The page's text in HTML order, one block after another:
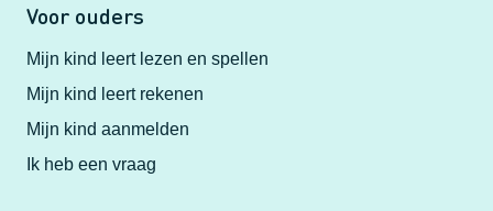
Voor ouders
Mijn kind leert lezen en spellen
Mijn kind leert rekenen
Mijn kind aanmelden
Ik heb een vraag